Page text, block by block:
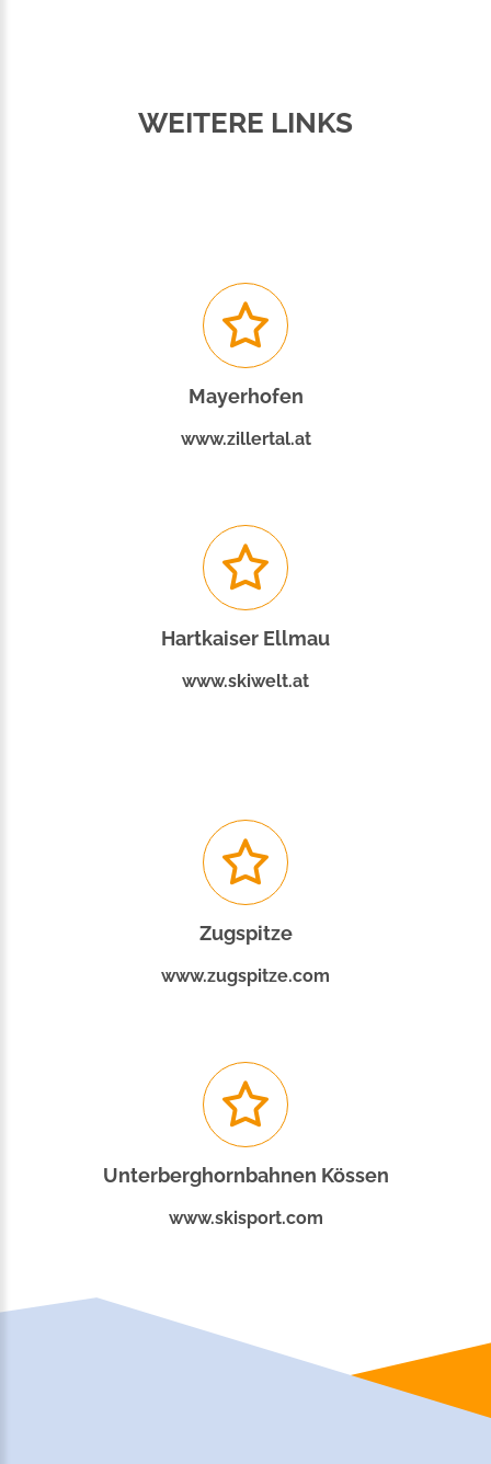
WEITERE LINKS
Mayerhofen
www.zillertal.at
Hartkaiser Ellmau
www.skiwelt.at
Zugspitze
www.zugspitze.com
Unterberghornbahnen Kössen
www.skisport.com